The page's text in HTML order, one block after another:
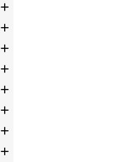







